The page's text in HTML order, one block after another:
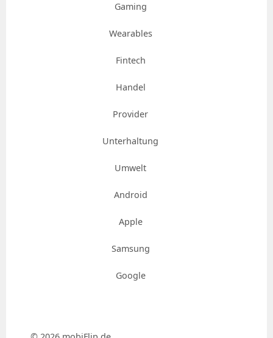
Gaming
Wearables
Fintech
Handel
Provider
Unterhaltung
Umwelt
Android
Apple
Samsung
Google